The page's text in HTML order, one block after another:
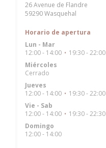
26 Avenue de Flandre
59290 Wasquehal
Horario de apertura
Lun - Mar
12:00 - 14:00 • 19:30 - 22:00
Miércoles
Cerrado
Jueves
12:00 - 14:00 • 19:30 - 22:00
Vie - Sab
12:00 - 14:00 • 19:30 - 22:30
Domingo
12:00 - 14:00